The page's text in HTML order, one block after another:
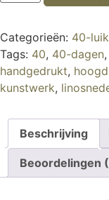
Categorieën: 40-
Tags: 40, 40-dagen,
handgedrukt,
kunstwerk,
Beschrijving
Beoordelingen